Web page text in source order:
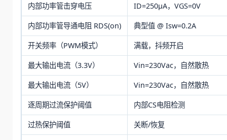
内部功率管击穿电压 ID=250μA，VGS=0V
内部功率管导通电阻 RDS(on) 典型值 @ Isw=0.2A
开关频率（PWM模式） 满载，抖频开启
最大输出电流（3.3V） Vin=230Vac，自然散热
最大输出电流（5V） Vin=230Vac，自然散热
逐周期过流保护阈值 内部CS电阻检测
过热保护阈值 关断/恢复